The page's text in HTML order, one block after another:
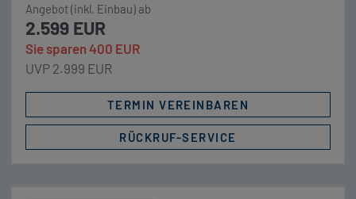
Angebot (inkl. Einbau) ab
2.599 EUR
Sie sparen 400 EUR
UVP 2.999 EUR
TERMIN VEREINBAREN
RÜCKRUF-SERVICE